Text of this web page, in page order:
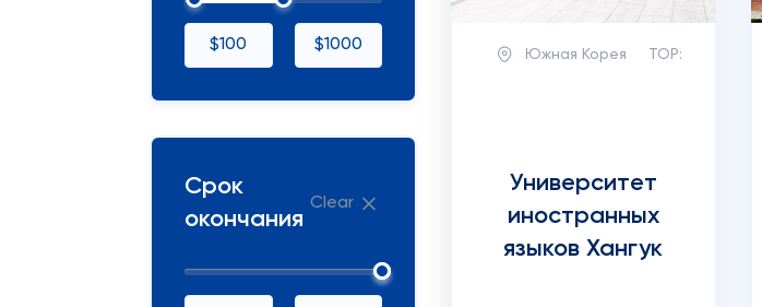
$100 $1000
Срок
окончания
Clear
Южная Корея TOP:
Университет
иностранных
языков Хангук